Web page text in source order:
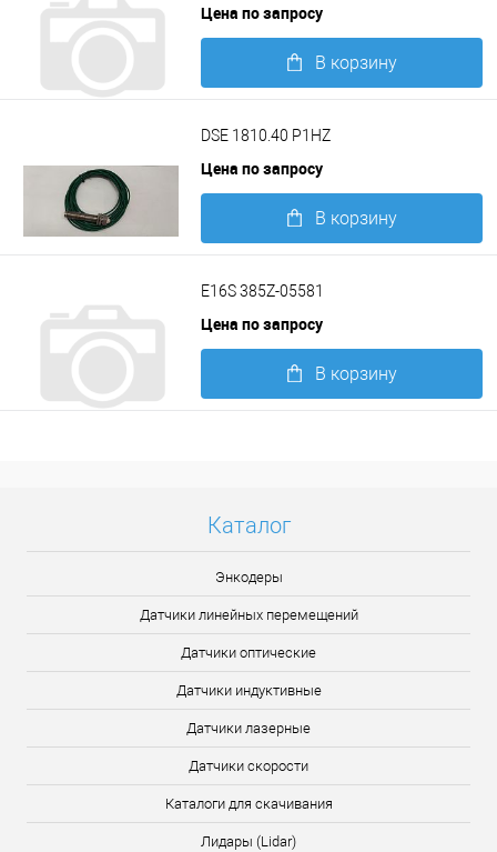
Цена по запросу
В корзину
DSE 1810.40 P1HZ
Цена по запросу
В корзину
Е16S 385Z-05581
Цена по запросу
В корзину
Каталог
Энкодеры
Датчики линейных перемещений
Датчики оптические
Датчики индуктивные
Датчики лазерные
Датчики скорости
Каталоги для скачивания
Лидары (Lidar)